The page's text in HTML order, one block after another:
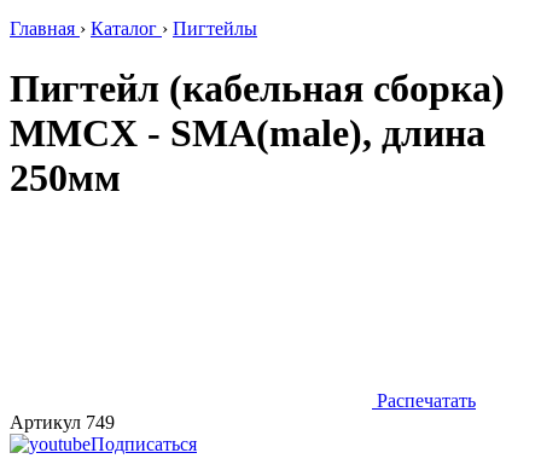
Главная › Каталог › Пигтейлы
Пигтейл (кабельная сборка)
MMCX - SMA(male), длина
250мм
Распечатать
Артикул 749
Подписаться